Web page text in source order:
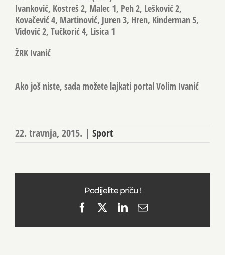
Ivanković, Kostreš 2, Malec 1, Peh 2, Lešković 2,
Kovačević 4, Martinović, Juren 3, Hren, Kinderman 5,
Vidović 2, Tučkorić 4, Lisica 1
ŽRK Ivanić
Ako još niste, sada možete lajkati portal Volim Ivanić
22. travnja, 2015. | Sport
Podijelite priču !
FacebookLinkedIn
Email